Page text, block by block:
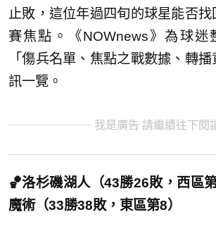
止敗，這位年過四旬的球星能否
賽焦點。《NOWnews》為球迷
「傷兵名單、焦點之戰數據、轉
訊一覽。
我是廣告 請繼續往下閱
🏀洛杉磯湖人（43勝26敗，西區
魔術（33勝38敗，東區第8）